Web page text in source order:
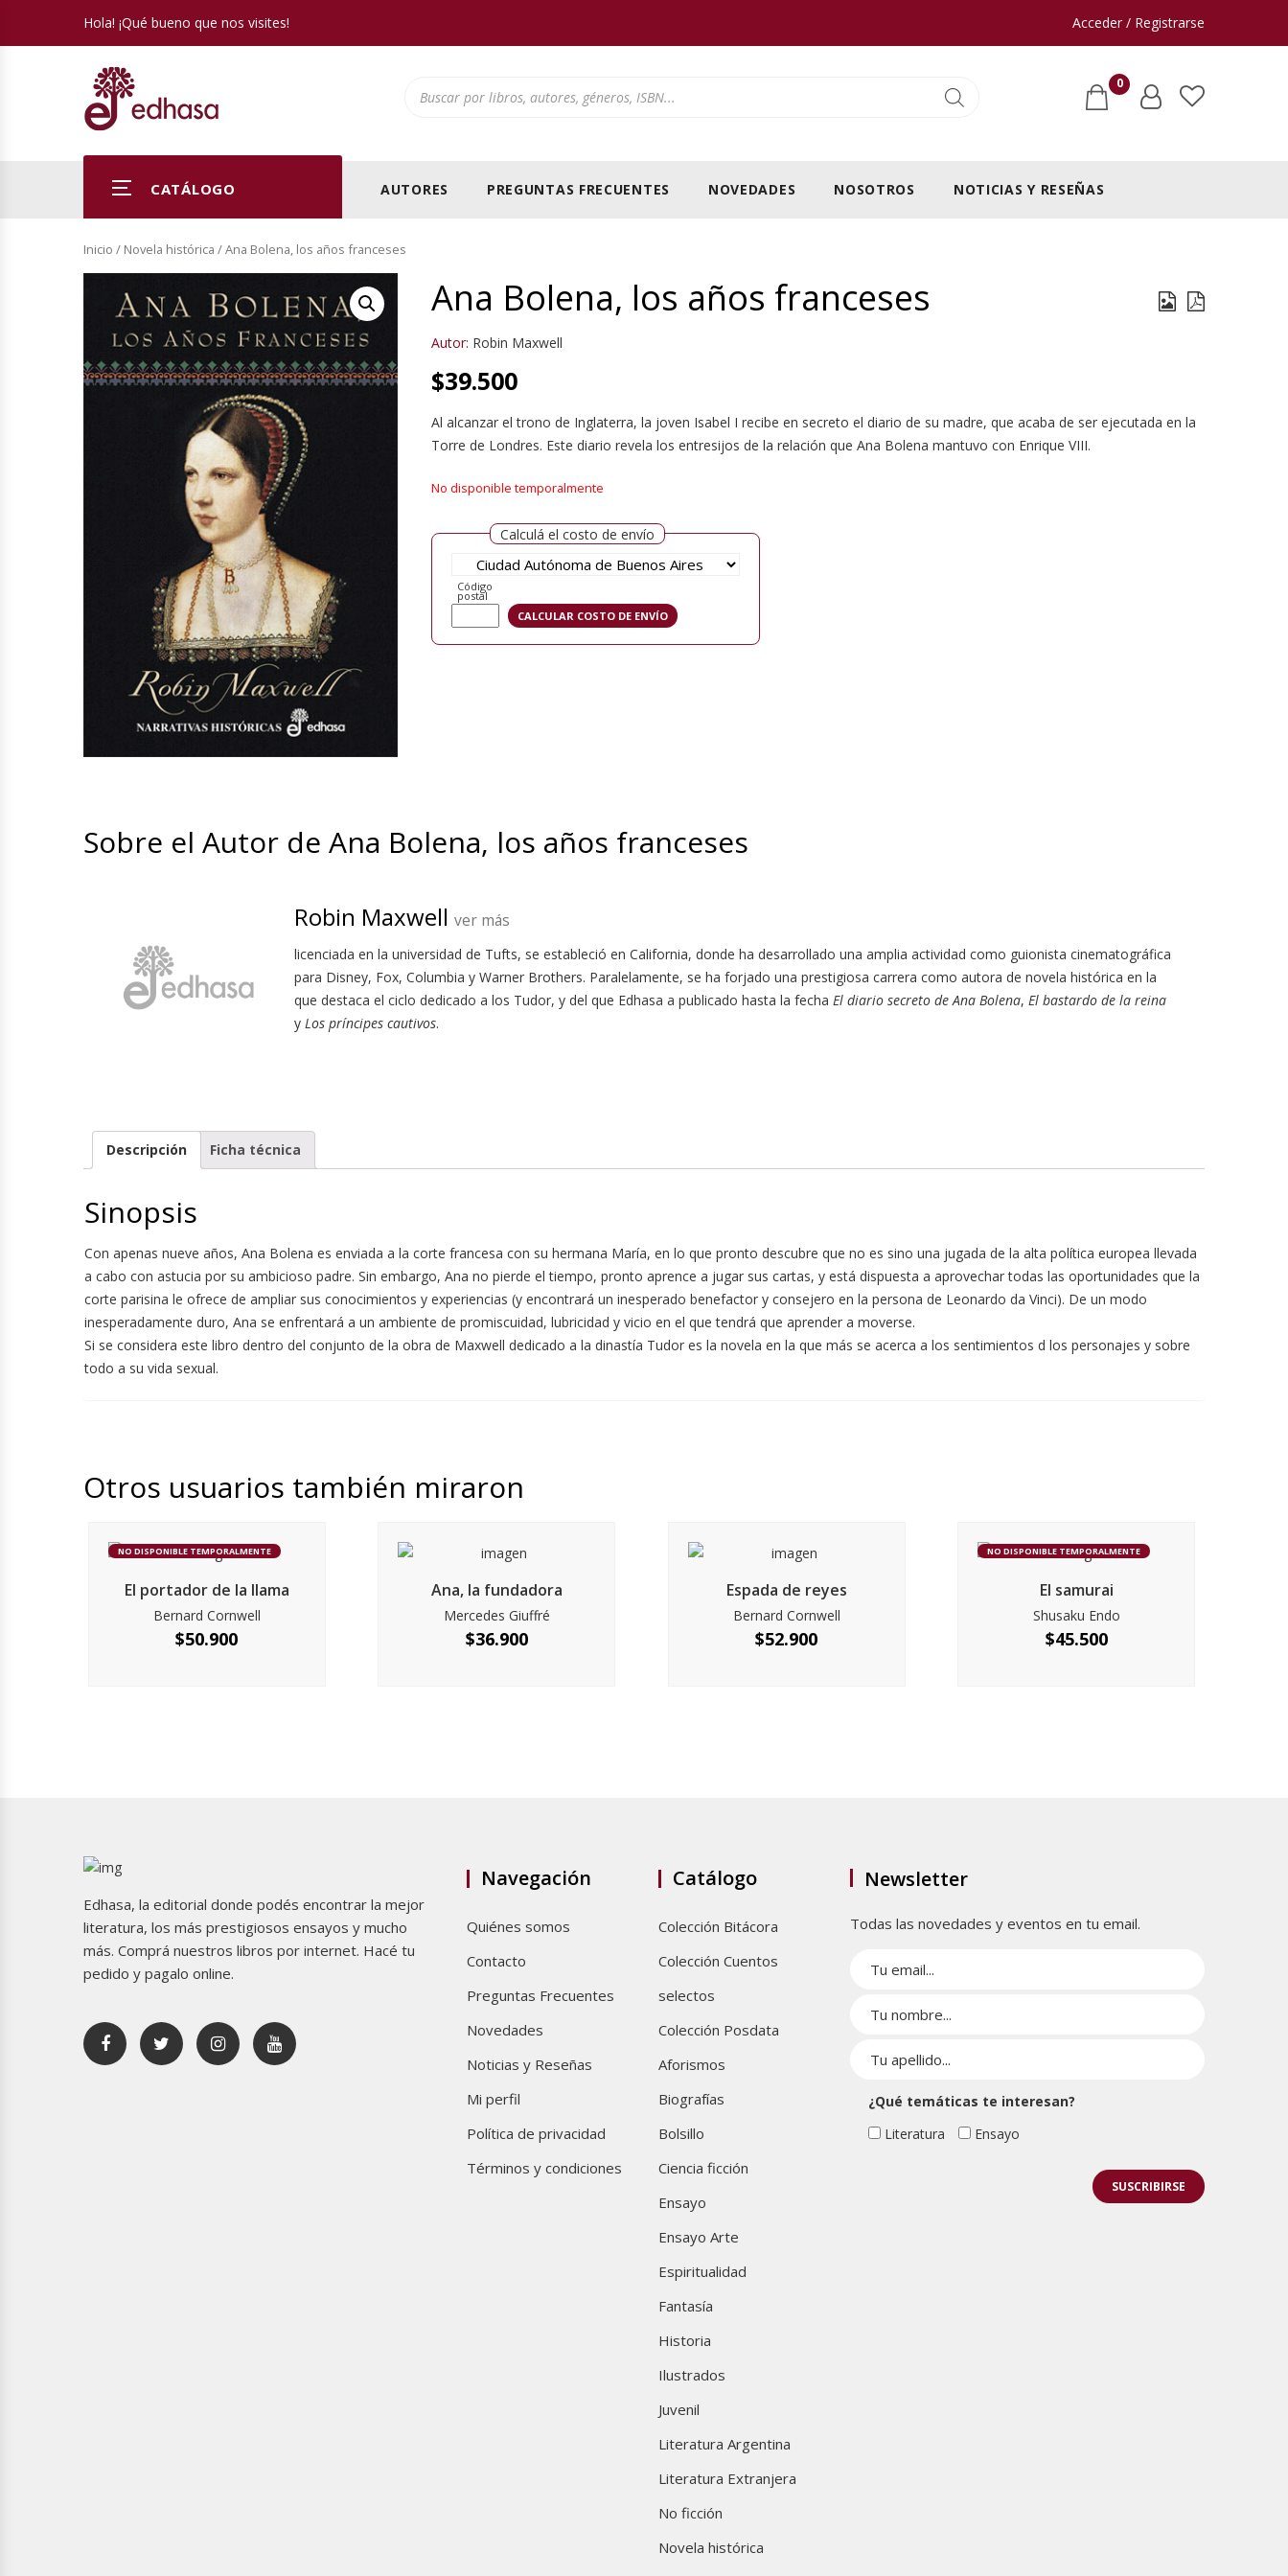
Hola! ¡Qué bueno que nos visites! Acceder / Registrarse
0
CATÁLOGO AUTORES PREGUNTAS FRECUENTES NOVEDADES NOSOTROS NOTICIAS Y RESEÑAS
Inicio / Novela histórica / Ana Bolena, los años franceses
Ana Bolena, los años franceses
Autor: Robin Maxwell
$39.500
Al alcanzar el trono de Inglaterra, la joven Isabel I recibe en secreto el diario de su madre, que acaba de ser ejecutada en la
Torre de Londres. Este diario revela los entresijos de la relación que Ana Bolena mantuvo con Enrique VIII.
No disponible temporalmente
Calculá el costo de envío
Código
postal
Sobre el Autor de Ana Bolena, los años franceses
Robin Maxwell ver más
licenciada en la universidad de Tufts, se estableció en California, donde ha desarrollado una amplia actividad como guionista cinematográfica
para Disney, Fox, Columbia y Warner Brothers. Paralelamente, se ha forjado una prestigiosa carrera como autora de novela histórica en la
que destaca el ciclo dedicado a los Tudor, y del que Edhasa a publicado hasta la fecha El diario secreto de Ana Bolena, El bastardo de la reina
y Los príncipes cautivos.
Descripción Ficha técnica
Sinopsis
Con apenas nueve años, Ana Bolena es enviada a la corte francesa con su hermana María, en lo que pronto descubre que no es sino una jugada de la alta política europea llevada
a cabo con astucia por su ambicioso padre. Sin embargo, Ana no pierde el tiempo, pronto aprence a jugar sus cartas, y está dispuesta a aprovechar todas las oportunidades que la
corte parisina le ofrece de ampliar sus conocimientos y experiencias (y encontrará un inesperado benefactor y consejero en la persona de Leonardo da Vinci). De un modo
inesperadamente duro, Ana se enfrentará a un ambiente de promiscuidad, lubricidad y vicio en el que tendrá que aprender a moverse.
Si se considera este libro dentro del conjunto de la obra de Maxwell dedicado a la dinastía Tudor es la novela en la que más se acerca a los sentimientos d los personajes y sobre
todo a su vida sexual.
Otros usuarios también miraron
NO DISPONIBLE TEMPORALMENTE
El portador de la llama
Bernard Cornwell
$50.900
Ana, la fundadora
Mercedes Giuffré
$36.900
Espada de reyes
Bernard Cornwell
$52.900
NO DISPONIBLE TEMPORALMENTE
El samurai
Shusaku Endo
$45.500
Edhasa, la editorial donde podés encontrar la mejor
literatura, los más prestigiosos ensayos y mucho
más. Comprá nuestros libros por internet. Hacé tu
pedido y pagalo online.
Navegación
Quiénes somos
Contacto
Preguntas Frecuentes
Novedades
Noticias y Reseñas
Mi perfil
Política de privacidad
Términos y condiciones
Catálogo
Colección Bitácora
Colección Cuentos
selectos
Colección Posdata
Aforismos
Biografías
Bolsillo
Ciencia ficción
Ensayo
Ensayo Arte
Espiritualidad
Fantasía
Historia
Ilustrados
Juvenil
Literatura Argentina
Literatura Extranjera
No ficción
Novela histórica
Newsletter
Todas las novedades y eventos en tu email.
¿Qué temáticas te interesan?
Literatura
Ensayo